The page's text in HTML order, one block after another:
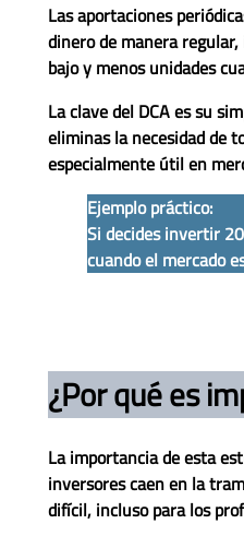
Lasaportaciones
dinero de manera
bajo y menos unidades
La clave del DCA es su
eliminas la necesidad de
especialmente útil en
Ejemplo práctico:
Si decides invertir
cuando el mercado
¿Por qué es
La importancia de esta
inversores caen en la
difícil, incluso para los